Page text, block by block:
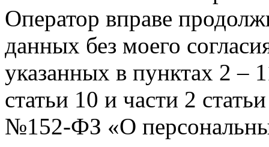
Оператор вправе
данных без моего
указанных в пунктах 2 –
статьи 10 и части 2
№152-ФЗ «О